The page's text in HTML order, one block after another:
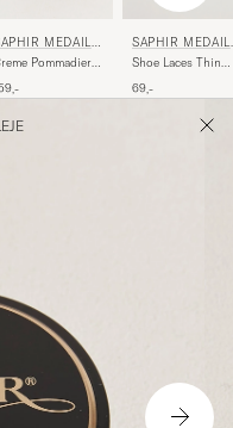
MEDAILL
D'ORPommadier
SAPHIR
E D'OR
Shoe Laces Thin
69,-